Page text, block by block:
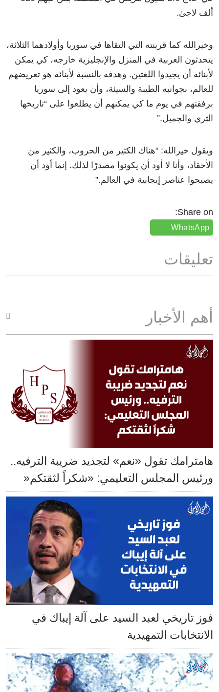
ألف لاجئ.
وخيرالله كما قرينته التي التقاها في سوريا وأولادهما الثلاثة،
يتحدثون العربية في المنزل والإنجليزية خارجه، كي يمكن
لأبنائه أن يجيدوا اللغتين. وهدفه بالنسبة لأبنائه هو تعريضهم
للعالم، بجوانبه الطيبة والسيئة، وأن يعود إلى سوريا
برفقتهم في يوم ما كي يمكنهم أن يطلعوا على “تاريخها
الثري والجميل.”
ويقول خيرالله: “هناك الكثير من الحروب، والكثير من
الأحقاد، وأنا لا أود أن يكونوا مصدرًا لذلك. إنما أود أن
يصبحوا عناصر إيجابية في العالم.”
Share on:
WhatsApp
تعليقات
أهم الأخبار
هامترامك تقول «نعم» لتجديد ضريبة الترفيه..
ورئيس المجلس التعليمي: «شكراً لثقتكم«
فوز تاريخي لعبد السيد على آلة إيباك في
الانتخابات التمهيدية